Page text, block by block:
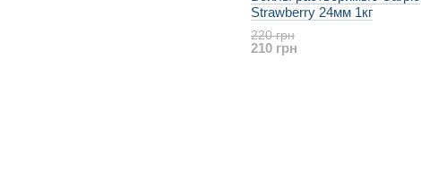
Strawberry 24мм 1кг
220 грн
210 грн